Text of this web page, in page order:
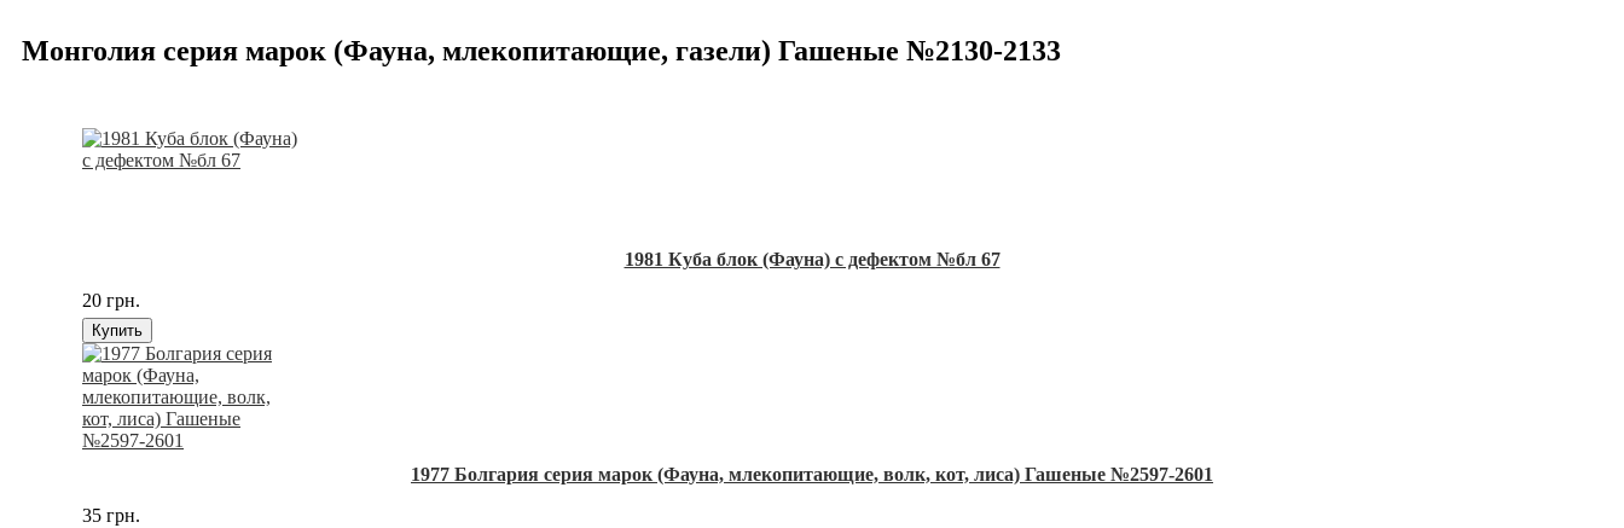
Монголия серия марок (Фауна, млекопитающие, газели) Гашеные №2130-2133
1981 Куба блок (Фауна) с дефектом №бл 67
20 грн.
Купить
1977 Болгария серия марок (Фауна, млекопитающие, волк, кот, лиса) Гашеные №2597-2601
35 грн.